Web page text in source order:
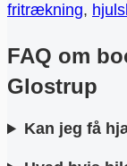
fritrækning,
FAQ om
Glostrup
Kan jeg få